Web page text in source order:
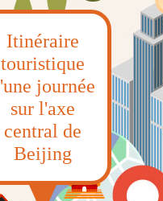
Itinéraire
touristique
journée
sur l'axe
central de
Beijing